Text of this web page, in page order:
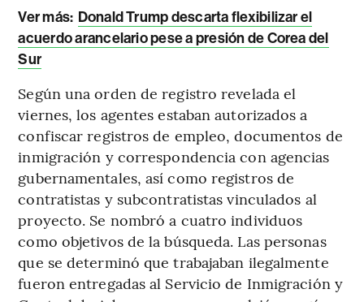
Ver más: Donald Trump descarta flexibilizar el
acuerdo arancelario pese a presión de Corea del
Sur
Según una orden de registro revelada el
viernes, los agentes estaban autorizados a
confiscar registros de empleo, documentos de
inmigración y correspondencia con agencias
gubernamentales, así como registros de
contratistas y subcontratistas vinculados al
proyecto. Se nombró a cuatro individuos
como objetivos de la búsqueda. Las personas
que se determinó que trabajaban ilegalmente
fueron entregadas al Servicio de Inmigración y